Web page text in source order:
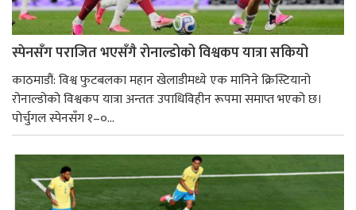
स्पेनसँग पराजित भएसँगै रोनाल्डोको विश्वकप यात्रा सकियो
काठमाडौं: विश्व फुटबलका महान खेलाडीमध्ये एक मानिने क्रिस्टियानो
रोनाल्डोको विश्वकप यात्रा अन्ततः उपाधिविहीन रूपमा समाप्त भएको छ।
पोर्चुगल स्पेनसँग १–०...